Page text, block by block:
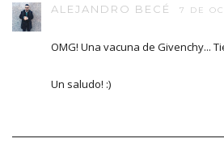
ALEJANDRO BECÉ 7 DE
OMG! Una vacuna de Givenchy...
Un saludo! :)